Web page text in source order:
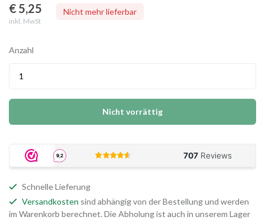
€ 5,25
inkl. MwSt
Nicht mehr lieferbar
Anzahl
Nicht vorrättig
Schnelle Lieferung
Versandkosten sind abhängig von der Bestellung und werden
im Warenkorb berechnet. Die Abholung ist auch in unserem Lager